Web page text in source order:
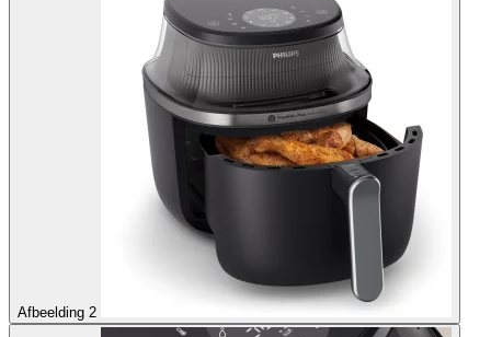
Afbeelding 2